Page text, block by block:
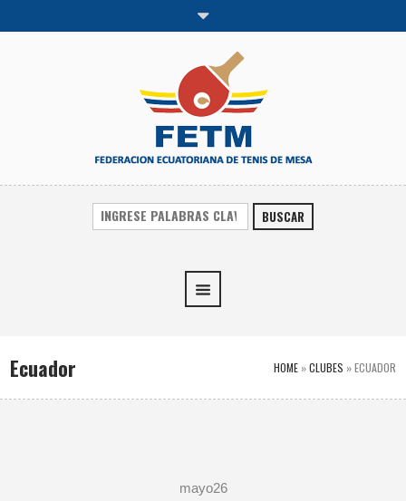
BUSCAR
Ecuador HOME»CLUBES »ECUADOR
mayo26